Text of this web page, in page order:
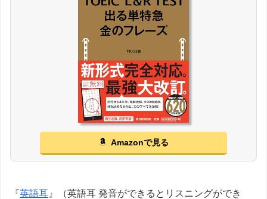
Amazonで見る
『英語耳 』（英語耳 発音ができるとリスニングができ